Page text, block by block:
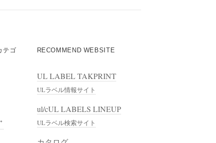
テゴ
RECOMMEND WEBSITE
UL LABEL TAKPRINT
ULラベル情報サイト
ul/cUL LABELS LINEUP
ULラベル検索サイト